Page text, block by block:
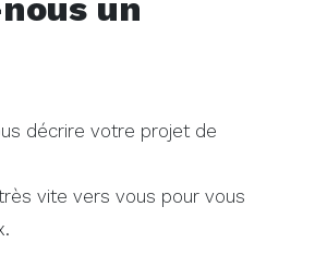
un
décrire votre projet de
vite vers vous pour vous